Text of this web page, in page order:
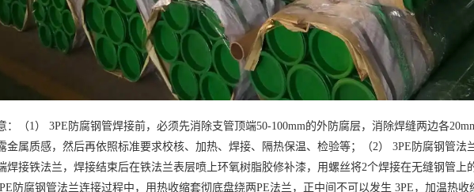
：（1） 3PE防腐钢管焊接前，必须先消除支管顶端50-100mm的外防腐层，消除焊缝两边各
金属质感，然后再依照标准要求校核、加热、焊接、隔热保温、检验等；（2） 3PE防腐钢管法
焊接铁法兰，焊接结束后在铁法兰表层喷上环氧树脂胶修补漆，用螺丝将2个焊接在无缝钢管上
防腐钢管法兰连接过程中，用热收缩套彻底盘绕两PE法兰，正中间不可以发生 3PE，加温热